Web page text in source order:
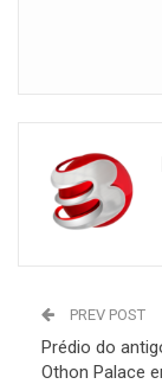
PREV POST
Prédio do
Othon Palace